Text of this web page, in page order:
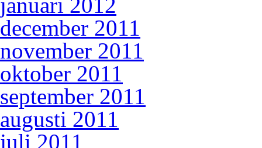
december 2011
november 2011
oktober 2011
september 2011
augusti 2011
juli 2011